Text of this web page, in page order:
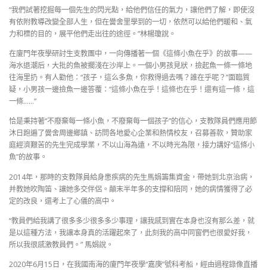
“我們試著挖掘每一個先生的閃光點，給他們信任的氣力，讓他們了解，即使沒
有依附教導改變全部人生，但在黌舍里學到的一切，依然可以給他們暖和、氣
力和標的目的，展平他們走出往的途徑。”林楊瓊說。
在廈門年夜學研討生支教團中，一向傳播著一個《這條小魚在乎》的故事——
海水退潮后，大批的魚被擱淺在沙岸上。一個小男孩見狀，撿起魚一條一條地
往海里扔。有人勸他：“孩子，這么多魚，你救得過去嗎？誰在乎呢？”面臨質
疑，小男孩一邊撿魚一邊答覆：“這條小魚在乎！這條也在乎！還有這一條，這
一條……”
恰是秉持著“不廢棄每一條小魚，不廢棄每一個孩子”的信心，支教隊員們應用節
沐日跑遍了黌舍周邊鄉鎮、訪問各地愛心企業和熱情校友，召募善款，贊助家
庭經濟艱苦的先生完成學業，不以山海為遠，不以時光為限，接力講好“這條小
魚”的故事。
2014年，那時的支教隊員給身患疾病的先生馬娟籌集資金，帶她到北京治病，
并教她吹陶笛、讓她多交伴侶。顛末半年多的支撐和陪同，她的病情獲得了必
定的改良，還考上了心儀的高中。
“教員們給我講了很多多少很多多少事理，讓我感到實在本身也沒有那么差，就
是以這種方法，我讓本身真的活躍起來了，此刻我的高中同窗們也很愛好我，
所以我很感激教員們。” 馬娟說。
2020年6月15日，在我國南海的廈門年夜學“嘉庚”號科考船，經由過程錄像直播